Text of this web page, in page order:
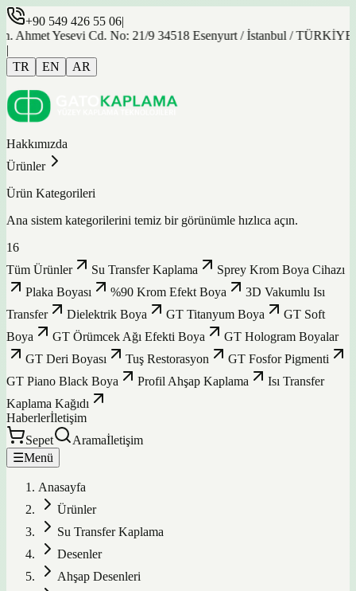
+90 549 426 55 06|
Yesevi Cd. No: 21/9 34518 Esenyurt / İstanbul / TÜRKİYE
|
TR
EN AR
Hakkımızda
Ürünler
Ürün Kategorileri
Ana sistem kategorilerini temiz bir görünümle hızlıca açın.
16
Tüm Ürünler
Su Transfer Kaplama
Sprey Krom Boya Cihazı
Plaka Boyası
%90 Krom Efekt Boya
3D Vakumlu Isı
Transfer
Dielektrik Boya GT Titanyum Boya
GT Soft
Boya
GT Örümcek Ağı Efekti Boya
GT Hologram Boyalar
GT Deri Boyası
Tuş Restorasyon
GT Fosfor Pigmenti
GT Piano Black Boya
Profil Ahşap Kaplama
Isı Transfer
Kaplama Kağıdı
Haberlerİletişim
Sepet
Aramaİletişim
☰Menü
Anasayfa
Ürünler
Su Transfer Kaplama
Desenler
Ahşap Desenleri